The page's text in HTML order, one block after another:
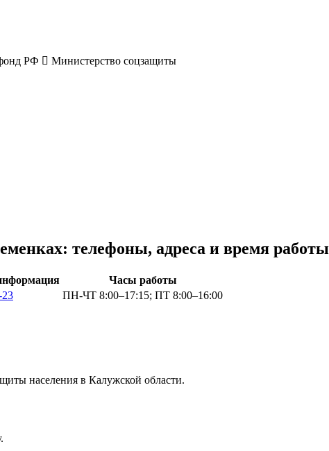
РФ
Министерство соцзащиты
телефоны, адреса и время работы
Часы работы
23 ПН-ЧТ 8:00–17:15; ПТ 8:00–16:00
населения в Калужской области.